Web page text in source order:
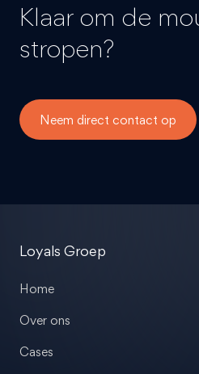
Klaar om de
stropen?
Neem direct contact op
Loyals Groep
Home
Over ons
Cases